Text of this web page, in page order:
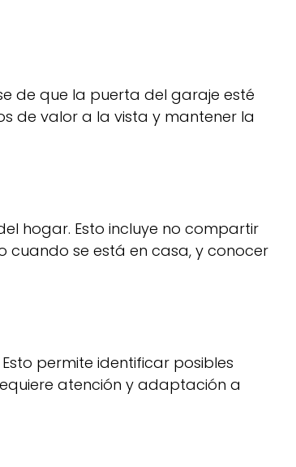
de que la puerta del garaje esté
de valor a la vista y mantener la
hogar. Esto incluye no compartir
cuando se está en casa, y conocer
permite identificar posibles
atención y adaptación a